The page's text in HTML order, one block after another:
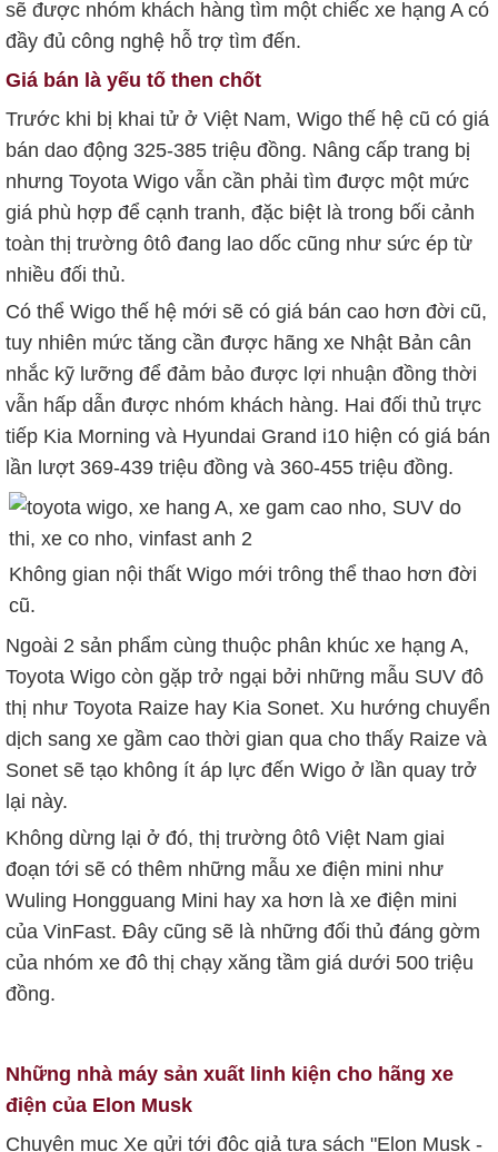
sẽ được nhóm khách hàng tìm một chiếc xe hạng A có
đầy đủ công nghệ hỗ trợ tìm đến.
Giá bán là yếu tố then chốt
Trước khi bị khai tử ở Việt Nam, Wigo thế hệ cũ có giá
bán dao động 325-385 triệu đồng. Nâng cấp trang bị
nhưng Toyota Wigo vẫn cần phải tìm được một mức
giá phù hợp để cạnh tranh, đặc biệt là trong bối cảnh
toàn thị trường ôtô đang lao dốc cũng như sức ép từ
nhiều đối thủ.
Có thể Wigo thế hệ mới sẽ có giá bán cao hơn đời cũ,
tuy nhiên mức tăng cần được hãng xe Nhật Bản cân
nhắc kỹ lưỡng để đảm bảo được lợi nhuận đồng thời
vẫn hấp dẫn được nhóm khách hàng. Hai đối thủ trực
tiếp Kia Morning và Hyundai Grand i10 hiện có giá bán
lần lượt 369-439 triệu đồng và 360-455 triệu đồng.
Không gian nội thất Wigo mới trông thể thao hơn đời
cũ.
Ngoài 2 sản phẩm cùng thuộc phân khúc xe hạng A,
Toyota Wigo còn gặp trở ngại bởi những mẫu SUV đô
thị như Toyota Raize hay Kia Sonet. Xu hướng chuyển
dịch sang xe gầm cao thời gian qua cho thấy Raize và
Sonet sẽ tạo không ít áp lực đến Wigo ở lần quay trở
lại này.
Không dừng lại ở đó, thị trường ôtô Việt Nam giai
đoạn tới sẽ có thêm những mẫu xe điện mini như
Wuling Hongguang Mini hay xa hơn là xe điện mini
của VinFast. Đây cũng sẽ là những đối thủ đáng gờm
của nhóm xe đô thị chạy xăng tầm giá dưới 500 triệu
đồng.
Những nhà máy sản xuất linh kiện cho hãng xe
điện của Elon Musk
Chuyên mục Xe gửi tới độc giả tựa sách "Elon Musk -